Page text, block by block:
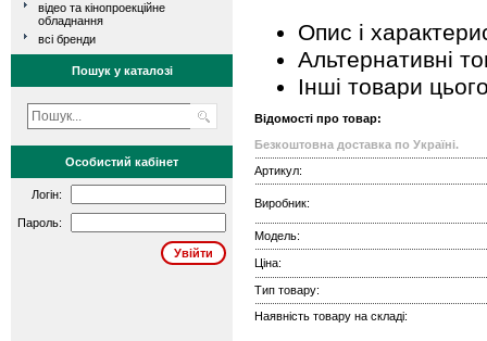
відео та кінопроекційне
обладнання
всі бренди
Пошук у каталозі
Особистий кабінет
Логін:
Пароль:
Опис і
Альтернативні
Інші товари
Відомості про товар:
Безкоштовна доставка по Україні.
Артикул:
Виробник:
Модель:
Ціна:
Тип товару:
Наявність товару на складі: